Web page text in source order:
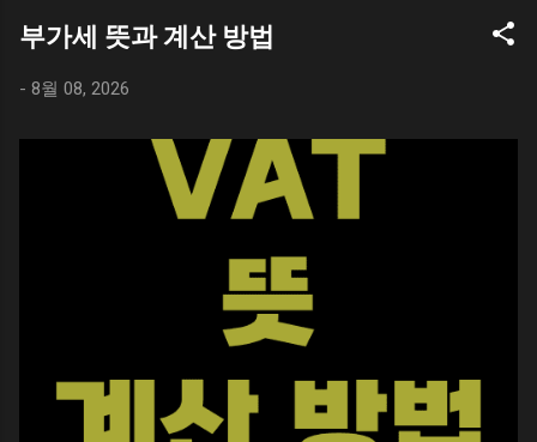
개한 애니메이션 ` 케이팝 데몬 헌터스 (케데헌 /
악귀들은 ` 귀문 `으로 악귀들을 막기 위해 사람
들의 영(령)을 정화...
수 있다. 탐색기 > 사진 > 스크린샷 Shift + 윈도
여러가지가 있지만, 보통 화면 전체를 또는 일부
를 스크린샷하여 저장할 필요가 생긴다. 윈도우
캡쳐 도구를 사용하기 위한 단축키는 아래와 같
가 저장되어 있는지 확인을 하고 싶을 수 있다.
보통은 자신에게 익숙한 그림판 또는 파워포인
트 등에 붙여넣기 하고 사용했을 것이다. 윈도우
에 대한 별도의 설정을 하지 않았다면, 윈도우
캡쳐는 자동 저장이 기본 설정이며, ` 사진 > 스
크린샷 `폴더에서 캡쳐된 모든 이미지를 볼 수
수 있다. 조금 불편할 따름이지만 말이다. 구글
비슷하긴 하지만, 용어가 다르기에 조금 난해하
다. 용어의 비교 구글 스프레드시트를 사용하고
있다면 엑셀과 비슷한 느낌을 받을 수 있지만,
찾는데 애로 사항이 생긴다. 일단 엑셀과 스프레
드시트의 용어를 비교해 보자. 엑셀의 경우 행
높이 로 표현하지만 스프레드시트는 행 크기 조
절 로 메뉴에 표현된다. 기능은 비슷하지만, 용
어가 다르기에 엑셀을 잘 다루는 사람도 스프레
드시트에서 헷갈리는 경우가 생긴다. 행 크기를
조절하는 방법 구글 스프레드시트에서 행 크기
부가세 뜻과 계산 방법
- 8월 08, 2026